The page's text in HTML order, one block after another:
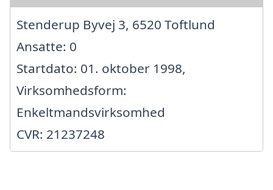
Stenderup Byvej 3, 6520 Toftlund
Ansatte: 0
Startdato: 01. oktober 1998,
Virksomhedsform:
Enkeltmandsvirksomhed
CVR: 21237248